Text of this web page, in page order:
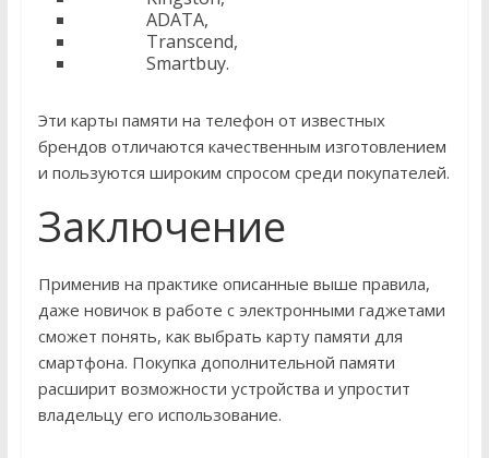
ADATA,
Transcend,
Smartbuy.
Эти карты памяти на телефон от известных
брендов отличаются качественным изготовлением
и пользуются широким спросом среди покупателей.
Заключение
Применив на практике описанные выше правила,
даже новичок в работе с электронными гаджетами
сможет понять, как выбрать карту памяти для
смартфона. Покупка дополнительной памяти
расширит возможности устройства и упростит
владельцу его использование.